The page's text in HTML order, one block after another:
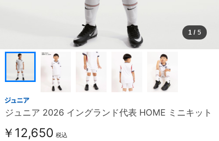
1 / 5
ジュニア 2026 イングランド代表 HOME ミニキット
￥12,650 税込